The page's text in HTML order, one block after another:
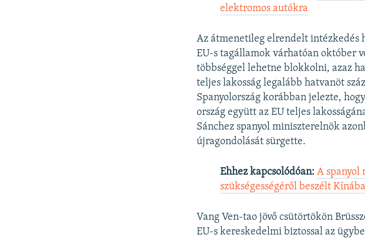
elektromos autókra
Az átmenetileg elrendelt intézkedés
EU-s tagállamok várhatóan október
többséggel lehetne blokkolni, azaz
teljes lakosság legalább hatvanöt
Spanyolország korábban jelezte,
ország együtt az EU teljes
Sánchez spanyol miniszterelnök
újragondolását sürgette.
Ehhez kapcsolódóan:A spanyol
szükségességéről beszélt
Vang Ven-tao jövő csütörtökön
EU-s kereskedelmi biztossal az